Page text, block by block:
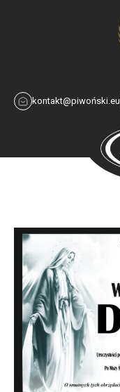
kontakt@piwoński.eu